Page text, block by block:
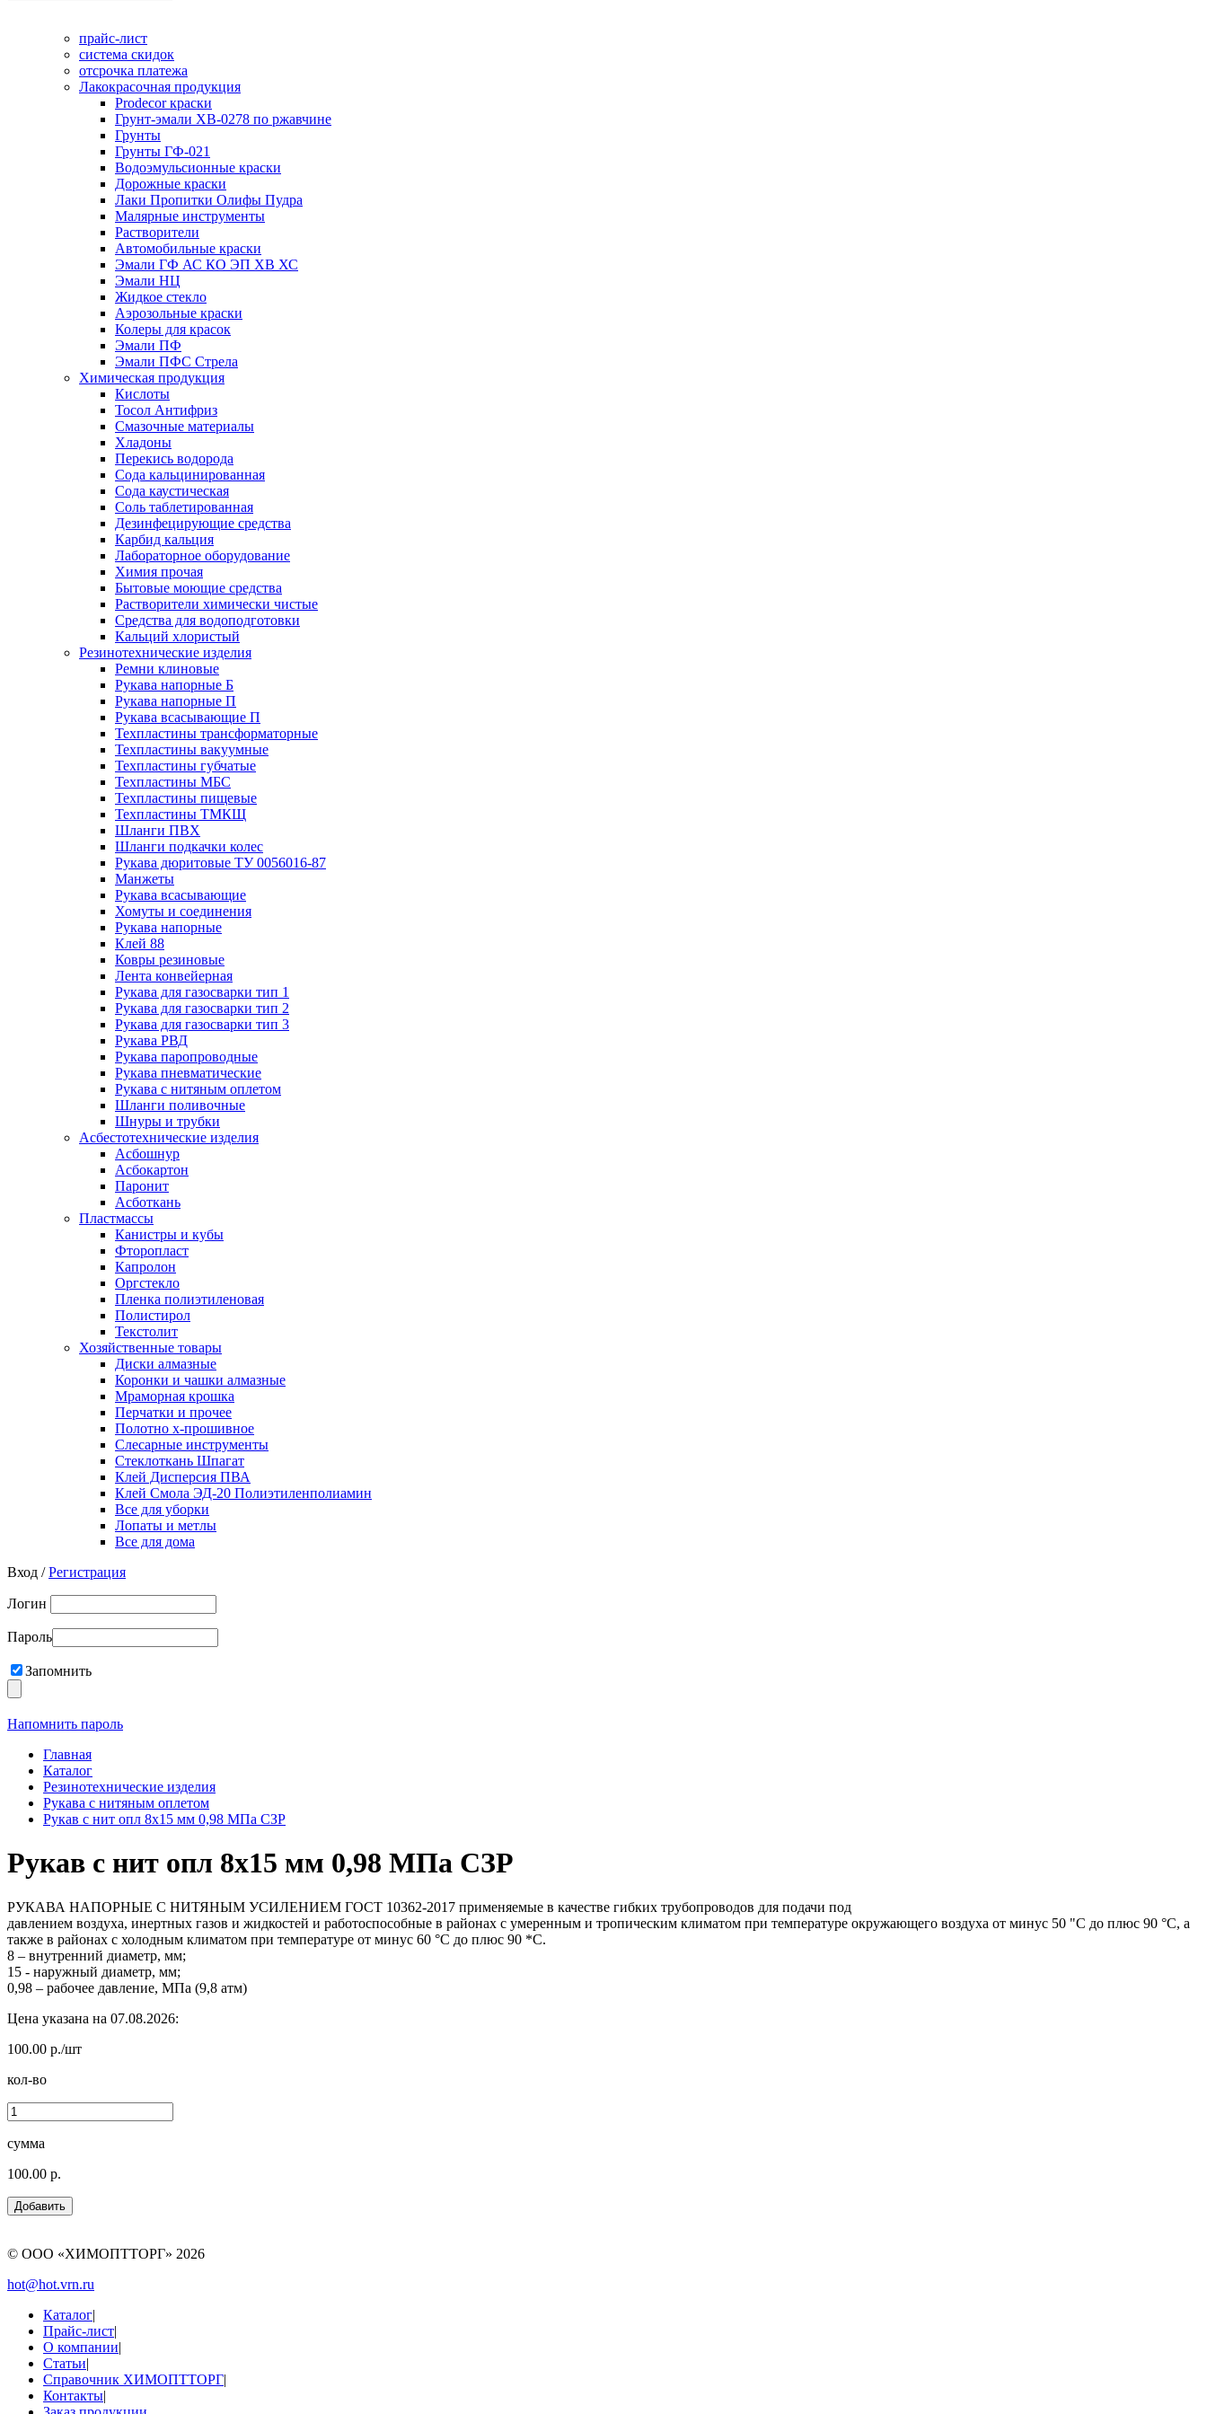
прайс-лист
система скидок
отсрочка платежа
Лакокрасочная продукция
Prodecor краски
Грунт-эмали ХВ-0278 по ржавчине
Грунты
Грунты ГФ-021
Водоэмульсионные краски
Дорожные краски
Лаки Пропитки Олифы Пудра
Малярные инструменты
Растворители
Автомобильные краски
Эмали ГФ АС КО ЭП ХВ ХС
Эмали НЦ
Жидкое стекло
Аэрозольные краски
Колеры для красок
Эмали ПФ
Эмали ПФС Стрела
Химическая продукция
Кислоты
Тосол Антифриз
Смазочные материалы
Хладоны
Перекись водорода
Сода кальцинированная
Сода каустическая
Соль таблетированная
Дезинфецирующие средства
Карбид кальция
Лабораторное оборудование
Химия прочая
Бытовые моющие средства
Растворители химически чистые
Средства для водоподготовки
Кальций хлористый
Резинотехнические изделия
Ремни клиновые
Рукава напорные Б
Рукава напорные П
Рукава всасывающие П
Техпластины трансформаторные
Техпластины вакуумные
Техпластины губчатые
Техпластины МБС
Техпластины пищевые
Техпластины ТМКЩ
Шланги ПВХ
Шланги подкачки колес
Рукава дюритовые ТУ 0056016-87
Манжеты
Рукава всасывающие
Хомуты и соединения
Рукава напорные
Клей 88
Ковры резиновые
Лента конвейерная
Рукава для газосварки тип 1
Рукава для газосварки тип 2
Рукава для газосварки тип 3
Рукава РВД
Рукава паропроводные
Рукава пневматические
Рукава с нитяным оплетом
Шланги поливочные
Шнуры и трубки
Асбестотехнические изделия
Асбошнур
Асбокартон
Паронит
Асботкань
Пластмассы
Канистры и кубы
Фторопласт
Капролон
Оргстекло
Пленка полиэтиленовая
Полистирол
Текстолит
Хозяйственные товары
Диски алмазные
Коронки и чашки алмазные
Мраморная крошка
Перчатки и прочее
Полотно х-прошивное
Слесарные инструменты
Стеклоткань Шпагат
Клей Дисперсия ПВА
Клей Смола ЭД-20 Полиэтиленполиамин
Все для уборки
Лопаты и метлы
Все для дома
Вход /Регистрация
Логин
Пароль
Запомнить
Напомнить пароль
Главная
Каталог
Резинотехнические изделия
Рукава с нитяным оплетом
Рукав с нит опл 8х15 мм 0,98 МПа СЗР
Рукав с нит опл 8х15 мм 0,98 МПа СЗР
РУКАВА НАПОРНЫЕ С НИТЯНЫМ УСИЛЕНИЕМ ГОСТ 10362-2017 применяемые в качестве гибких трубопроводов для подачи под
давлением воздуха, инертных газов и жидкостей и работоспособные в районах с умеренным и тропическим климатом при температуре окружающего воздуха от минус 50 "С до плюс 90 °С, а
также в районах с холодным климатом при температуре от минус 60 °С до плюс 90 *С.
8 – внутренний диаметр, мм;
15 - наружный диаметр, мм;
0,98 – рабочее давление, МПа (9,8 атм)
Цена указана на 07.08.2026:
100.00 р./шт
кол-во
сумма
100.00 р.
© ООО «ХИМОПТТОРГ» 2026
hot@hot.vrn.ru
Каталог|
Прайс-лист|
О компании|
Статьи|
Справочник ХИМОПТТОРГ|
Контакты|